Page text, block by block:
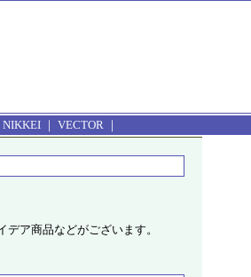
NIKKEI ｜ VECTOR ｜
ア商品などがございます。